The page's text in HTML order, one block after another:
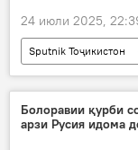
24 июли 2025,
Sputnik Тоҷикистон
Болоравии қурби
арзи Русия идома